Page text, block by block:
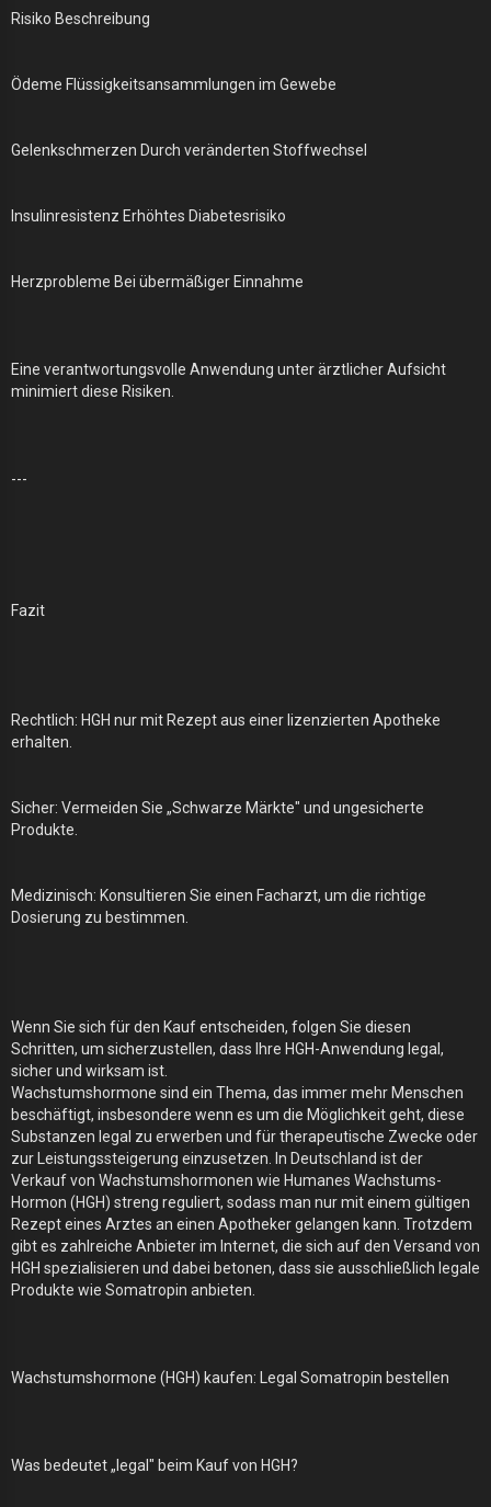
Risiko Beschreibung
Ödeme Flüssigkeitsansammlungen im Gewebe
Gelenkschmerzen Durch veränderten Stoffwechsel
Insulinresistenz Erhöhtes Diabetesrisiko
Herzprobleme Bei übermäßiger Einnahme
Eine verantwortungsvolle Anwendung unter ärztlicher Aufsicht
minimiert diese Risiken.
---
Fazit
Rechtlich: HGH nur mit Rezept aus einer lizenzierten Apotheke
erhalten.
Sicher: Vermeiden Sie „Schwarze Märkte" und ungesicherte
Produkte.
Medizinisch: Konsultieren Sie einen Facharzt, um die richtige
Dosierung zu bestimmen.
Wenn Sie sich für den Kauf entscheiden, folgen Sie diesen
Schritten, um sicherzustellen, dass Ihre HGH-Anwendung legal,
sicher und wirksam ist.
Wachstumshormone sind ein Thema, das immer mehr Menschen
beschäftigt, insbesondere wenn es um die Möglichkeit geht, diese
Substanzen legal zu erwerben und für therapeutische Zwecke oder
zur Leistungssteigerung einzusetzen. In Deutschland ist der
Verkauf von Wachstumshormonen wie Humanes Wachstums-
Hormon (HGH) streng reguliert, sodass man nur mit einem gültigen
Rezept eines Arztes an einen Apotheker gelangen kann. Trotzdem
gibt es zahlreiche Anbieter im Internet, die sich auf den Versand von
HGH spezialisieren und dabei betonen, dass sie ausschließlich legale
Produkte wie Somatropin anbieten.
Wachstumshormone (HGH) kaufen: Legal Somatropin bestellen
Was bedeutet „legal" beim Kauf von HGH?